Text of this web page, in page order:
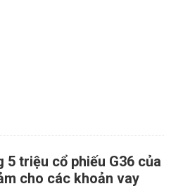
5 triệu cổ phiếu G36 của
cho các khoản vay